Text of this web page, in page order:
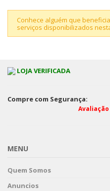
Conhece alguém que
serviços disponibilizados
LOJA VERIFICADA
Compre com Segurança:
MENU
Quem Somos
Anuncios